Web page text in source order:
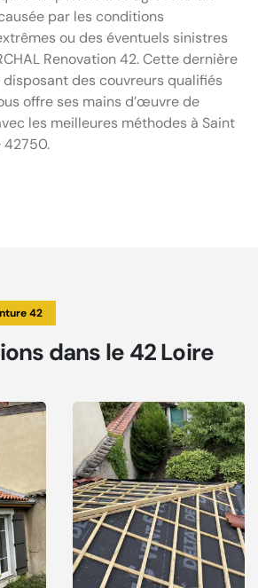
par les conditions
ou des éventuels sinistres
Renovation 42. Cette dernière
des couvreurs qualifiés
offre ses mains d’œuvre de
les meilleures méthodes à Saint
42750.
42
dans le 42 Loire